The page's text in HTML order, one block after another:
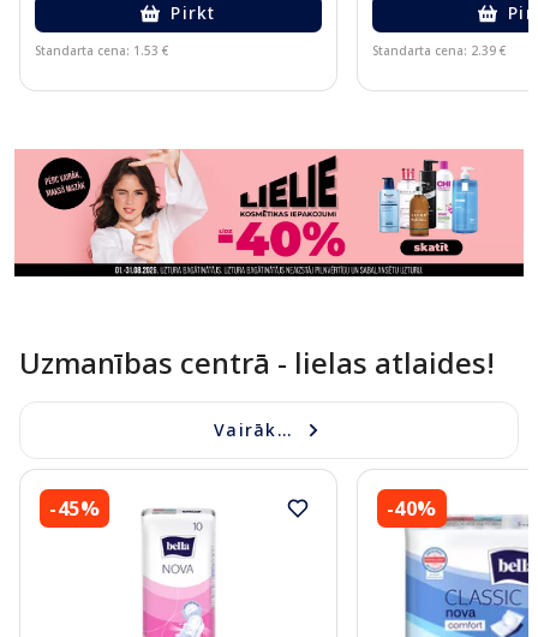
Pirkt
Standarta cena: 1.53 € Standarta cena: 2.39 €
Uzmanības centrā - lielas atlaides!
Vairāk...
-45% -40%